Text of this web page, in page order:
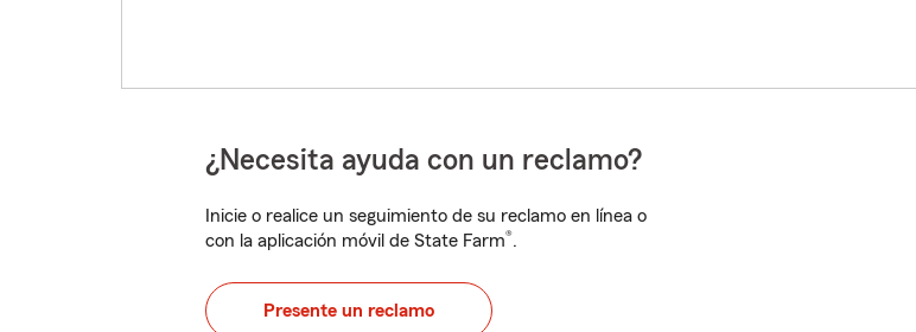
¿Necesita ayuda con un reclamo?
Inicie o realice un seguimiento de su reclamo en línea o
con la aplicación móvil de State Farm®.
Presente un reclamo